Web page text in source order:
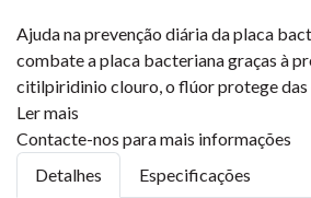
Ajuda na prevenção diária da placa
combate a placa bacteriana graças à
citilpiridinio clouro, o flúor protege das
Ler mais
Contacte-nos para mais informações
Detalhes
Especificações